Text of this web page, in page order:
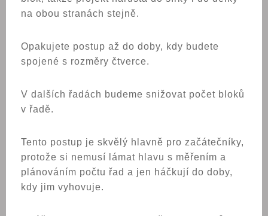
na obou stranách stejně.
Opakujete postup až do doby, kdy budete
spojené s rozměry čtverce.
V dalších řadách budeme snižovat počet bloků
v řadě.
Tento postup je skvělý hlavně pro začátečníky,
protože si nemusí lámat hlavu s měřením a
plánováním počtu řad a jen háčkují do doby,
kdy jim vyhovuje.